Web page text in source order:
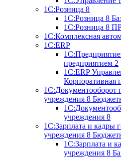
1С:Розница 8
1С:Розница 8
1С:Розница 8
1С:Комплексная
1С:ERP
предприятием 2
1С:ERP
Корпоративная
1С:Документооборот
учреждения 8
учреждения 8
1С:Зарплата и кадры
учреждения 8
1С:Зарплата и
учреждения 8